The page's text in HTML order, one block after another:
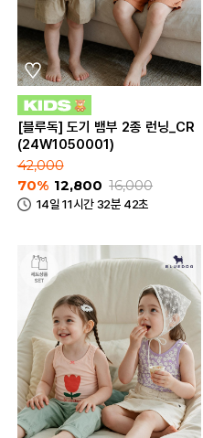
[블루독] 도기 뱀부 2종 런닝_CR
(24W1050001)
42,000
70% 12,800 16,000
14일 11시간 32분 42초